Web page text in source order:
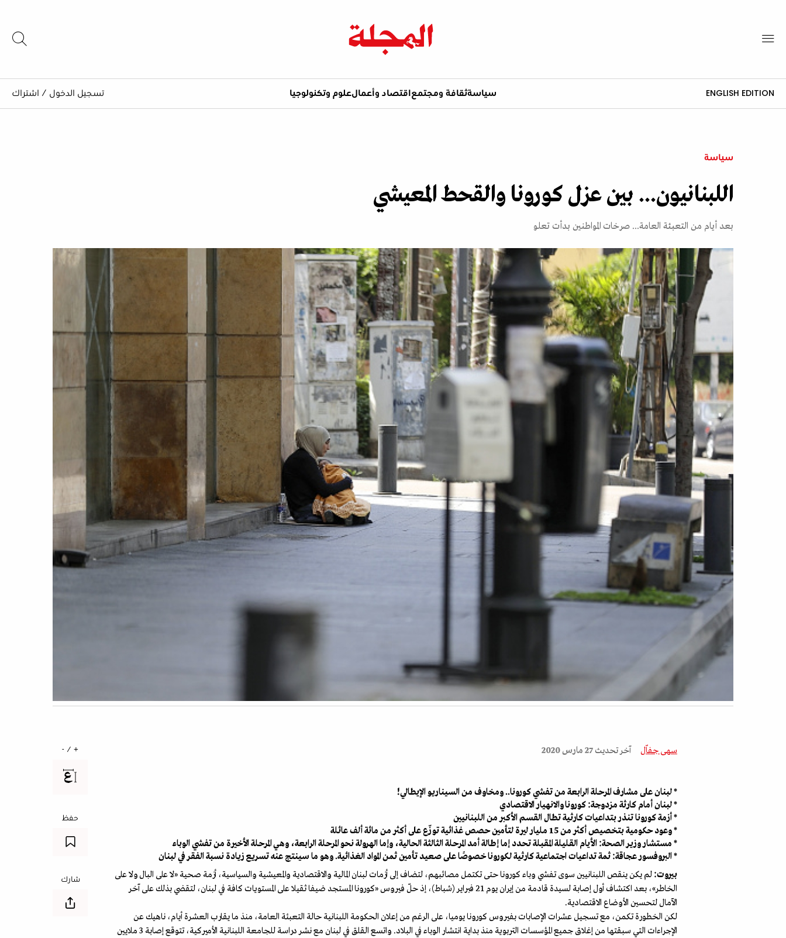
ENGLISH EDITION سياسةثقافة ومجتمع اقتصاد وأعمالعلوم وتكنولوجيا تسجيل الدخول / اشتراك
سياسة
اللبنانيون... بين عزل كورونا والقحط المعيشي
بعد أيام من التعبئة العامة... صرخات المواطنين بدأت تعلو
سهى جفاّل آخر تحديث 27 مارس 2020
* لبنان على مشارف المرحلة الرابعة من تفشي كورونا.. ومخاوف من السيناريو الإيطالي!
* لبنان أمام كارثة مزدوجة: كورونا والانهيار الاقتصادي
* أزمة كورونا تنذر بتداعيات كارثية تطال القسم الأكبر من اللبنانيين
* وعود حكومية بتخصيص أكثر من 15 مليار ليرة لتأمين حصص غذائية توزّع على أكثر من مائة ألف عائلة
* مستشار وزير الصحة: الأيام القليلة المقبلة تحدد إما إطالة أمد المرحلة الثالثة الحالية، وإما الهرولة نحو المرحلة الرابعة، وهي المرحلة الأخيرة من تفشي الوباء
* البروفسور عجاقة: ثمة تداعيات اجتماعية كارثية لـكورونا خصوصًا على صعيد تأمين ثمن المواد الغذائية. وهو ما سينتج عنه تسريع زيادة نسبة الفقر في لبنان
بيروت: لم يكن ينقص اللبنانيين سوى تفشي وباء كورونا حتى تكتمل مصائبهم، لتضاف إلى أزمات لبنان المالية والاقتصادية والمعيشية والسياسية، أزمة صحية «لا على البال ولا على
الخاطر»، بعد اكتشاف أول إصابة لسيدة قادمة من إيران يوم 21 فبراير (شباط)، إذ حلّ فيروس «كورونا المستجد ضيفا ثقيلا على المستويات كافة في لبنان، لتقضي بذلك على آخر
الآمال لتحسين الأوضاع الاقتصادية.
لكن الخطورة تكمن، مع تسجيل عشرات الإصابات بفيروس كورونا يوميا، على الرغم من إعلان الحكومة اللبنانية حالة التعبئة العامة، منذ ما يقارب العشرة أيام، ناهيك عن
الإجراءات التي سبقتها من إغلاق جميع المؤسسات التربوية منذ بداية انتشار الوباء في البلاد. واتسع القلق في لبنان مع نشر دراسة للجامعة اللبنانية الأميركية، تتوقع إصابة 3 ملايين
+ / -
حفظ
شارك